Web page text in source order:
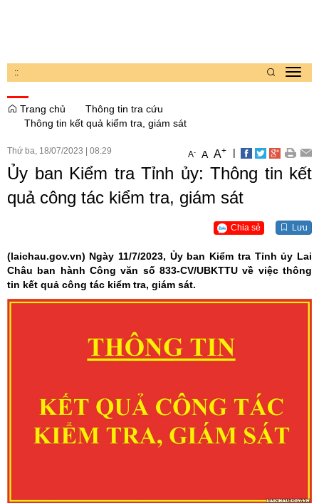
::
Trang chủ
Thông tin tra cứu
Thông tin kết quả kiểm tra, giám sát
Thứ ba, 18/07/2023 08:29 A- A A+ |
Ủy ban Kiểm tra Tỉnh ủy: Thông tin kết
quả công tác kiểm tra, giám sát
Chia sẻ Lưu
(laichau.gov.vn) Ngày 11/7/2023, Ủy ban Kiểm tra Tỉnh ủy Lai
Châu ban hành Công văn số 833-CV/UBKTTU về việc thông
tin kết quả công tác kiểm tra, giám sát.